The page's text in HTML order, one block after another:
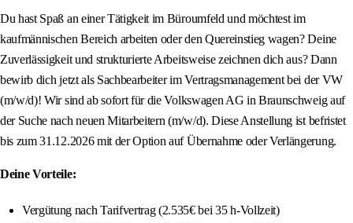
Du hast Spaß an einer Tätigkeit im Büroumfeld und möchtest im
kaufmännischen Bereich arbeiten oder den Quereinstieg wagen? Deine
Zuverlässigkeit und strukturierte Arbeitsweise zeichnen dich aus? Dann
bewirb dich jetzt als Sachbearbeiter im Vertragsmanagement bei der VW
(m/w/d)! Wir sind ab sofort für die Volkswagen AG in Braunschweig auf
der Suche nach neuen Mitarbeitern (m/w/d). Diese Anstellung ist befristet
bis zum 31.12.2026 mit der Option auf Übernahme oder Verlängerung.
Deine Vorteile:
Vergütung nach Tarifvertrag (2.535€ bei 35 h-Vollzeit)